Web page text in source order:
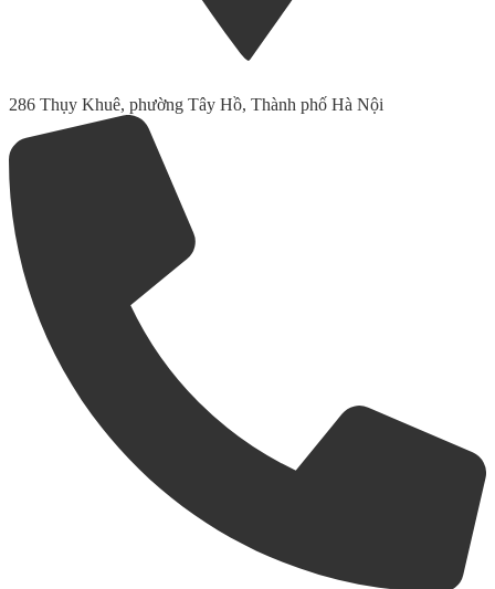
286 Thụy Khuê, phường Tây Hồ, Thành phố Hà Nội